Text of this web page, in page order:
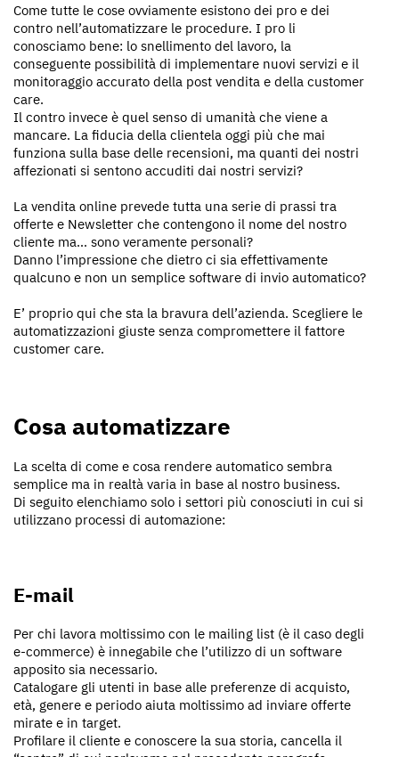
Come tutte le cose ovviamente esistono dei pro e dei
contro nell’automatizzare le procedure. I pro li
conosciamo bene: lo snellimento del lavoro, la
conseguente possibilità di implementare nuovi servizi e il
monitoraggio accurato della post vendita e della customer
care.
Il contro invece è quel senso di umanità che viene a
mancare. La fiducia della clientela oggi più che mai
funziona sulla base delle recensioni, ma quanti dei nostri
affezionati si sentono accuditi dai nostri servizi?
La vendita online prevede tutta una serie di prassi tra
offerte e Newsletter che contengono il nome del nostro
cliente ma… sono veramente personali?
Danno l’impressione che dietro ci sia effettivamente
qualcuno e non un semplice software di invio automatico?
E’ proprio qui che sta la bravura dell’azienda. Scegliere le
automatizzazioni giuste senza compromettere il fattore
customer care.
Cosa automatizzare
La scelta di come e cosa rendere automatico sembra
semplice ma in realtà varia in base al nostro business.
Di seguito elenchiamo solo i settori più conosciuti in cui si
utilizzano processi di automazione:
E-mail
Per chi lavora moltissimo con le mailing list (è il caso degli
e-commerce) è innegabile che l’utilizzo di un software
apposito sia necessario.
Catalogare gli utenti in base alle preferenze di acquisto,
età, genere e periodo aiuta moltissimo ad inviare offerte
mirate e in target.
Profilare il cliente e conoscere la sua storia, cancella il